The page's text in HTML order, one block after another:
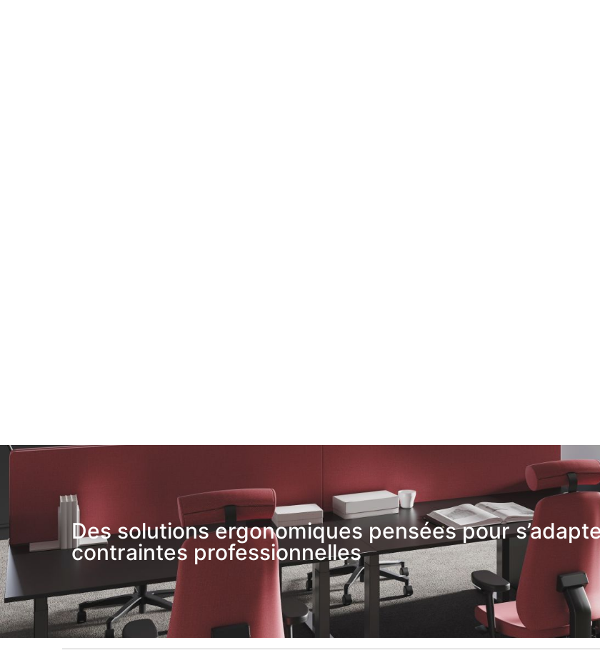
Des solutions ergonomiques pensées pour
contraintes professionnelles